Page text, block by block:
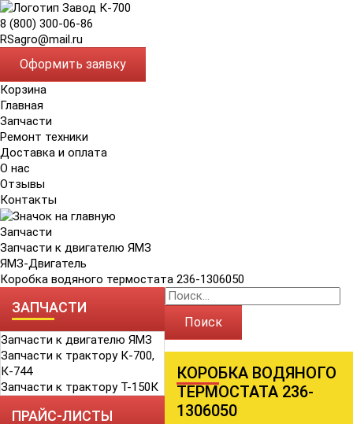
8 (800) 300-06-86
RSagro@mail.ru
Оформить заявку
Корзина
Главная
Запчасти
Ремонт техники
Доставка и оплата
О нас
Отзывы
Контакты
Запчасти
Запчасти к двигателю ЯМЗ
ЯМЗ-Двигатель
Коробка водяного термостата 236-1306050
ЗАПЧАСТИ
Запчасти к двигателю ЯМЗ
Запчасти к трактору К-700,
К-744
Запчасти к трактору Т-150К
ПРАЙС-ЛИСТЫ
Поиск
КОРОБКА ВОДЯНОГО
ТЕРМОСТАТА 236-
1306050